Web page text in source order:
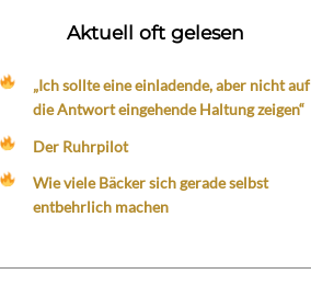
Aktuell oft gelesen
„Ich sollte eine einladende, aber nicht auf
die Antwort eingehende Haltung zeigen“
Der Ruhrpilot
Wie viele Bäcker sich gerade selbst
entbehrlich machen